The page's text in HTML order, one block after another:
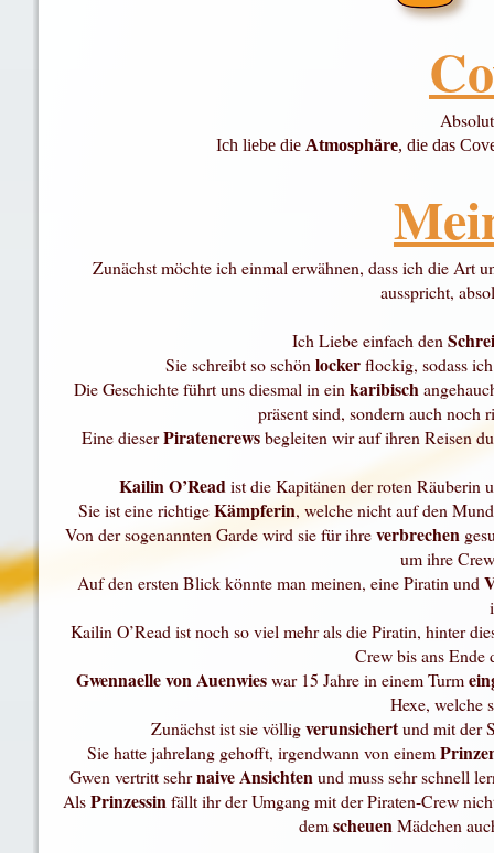
Ich liebe die Atmosphäre, die das
Zunächst möchte ich einmal erwähnen, dass ich die Art
ausspricht,
Ich Liebe einfach den
Sie schreibt so schönlockerflockig, sodass
Die Geschichte führt uns diesmal in einkaribisch
präsent sind, sondern auch noch
Eine dieserPiratencrewsbegleiten wir auf ihren Reisen
Kailin O’Readist die Kapitänen der roten Räuberin
Sie ist eine richtigeKämpferin, welche nicht auf den
Von der sogenannten Garde wird sie für ihreverbrechen
um ihre
Auf den ersten Blick könnte man meinen, eine Piratin und
Kailin O’Read ist noch so viel mehr als die Piratin, hinter
Crew bis ans Ende
Gwennaelle von Auenwieswar 15 Jahre in einem Turm
Hexe, welche
Zunächst ist sie völligverunsichertund mit der
Sie hatte jahrelang gehofft, irgendwann von einem
Gwen vertritt sehrnaive Ansichtenund muss sehr schnell
AlsPrinzessinfällt ihr der Umgang mit der Piraten-Crew
demscheuenMädchen